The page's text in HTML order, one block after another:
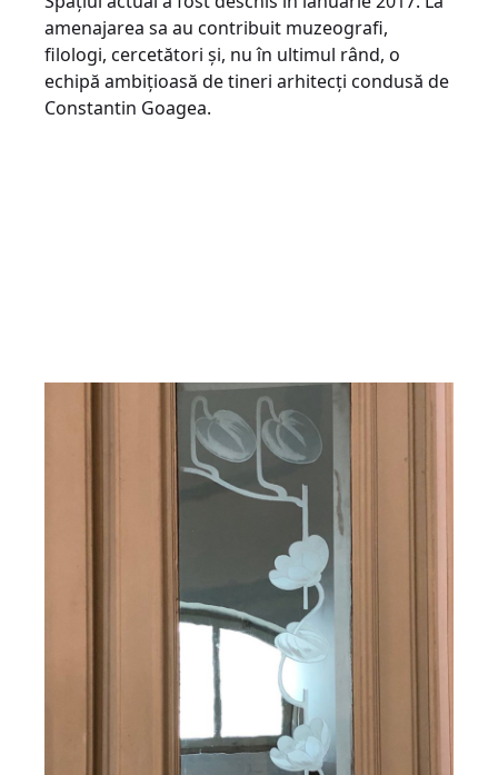
amenajarea sa au contribuit muzeografi,
filologi, cercetători și, nu în ultimul rând, o
echipă ambițioasă de tineri arhitecți condusă de
Constantin Goagea.